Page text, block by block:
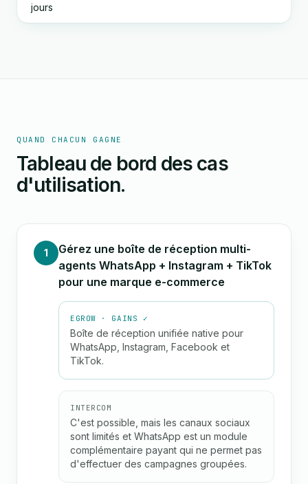
jours
QUAND CHACUN GAGNE
Tableau de bord des cas
d'utilisation.
1
Gérez une boîte de réception multi-
agents WhatsApp + Instagram + TikTok
pour une marque e-commerce
EGROW · GAINS ✓
Boîte de réception unifiée native pour
WhatsApp, Instagram, Facebook et
TikTok.
INTERCOM
C'est possible, mais les canaux sociaux
sont limités et WhatsApp est un module
complémentaire payant qui ne permet pas
d'effectuer des campagnes groupées.